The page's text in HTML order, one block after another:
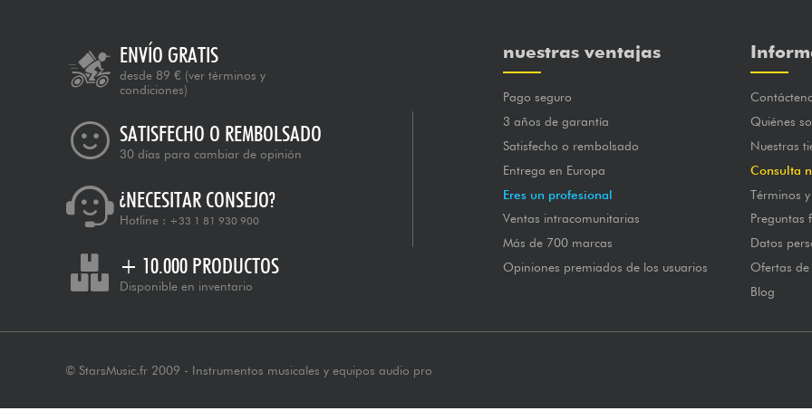
ENVÍO GRATIS
desde 89 € (ver términos y
condiciones)
SATISFECHO O REMBOLSADO
30 días para cambiar de opinión
¿NECESITAR CONSEJO?
Hotline : +33 1 81 930 900
+ 10.000 PRODUCTOS
Disponible en inventario
nuestras ventajas
Pago seguro
3 años de garantía
Satisfecho o rembolsado
Entrega en Europa
Eres un profesional
Ventas intracomunitarias
Más de 700 marcas
Opiniones premiados de los usuarios
Quiénes
Nuestras
Consulta
Términos
Preguntas
Datos
Ofertas
Blog
© StarsMusic.fr 2009 - Instrumentos musicales y equipos audio pro